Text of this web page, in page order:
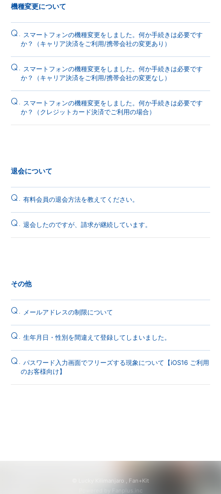
機種変更について
Q. スマートフォンの機種変更をしました。何か手続きは必要です
か？（キャリア決済をご利用/携帯会社の変更あり）
Q. スマートフォンの機種変更をしました。何か手続きは必要です
か？（キャリア決済をご利用/携帯会社の変更なし）
Q. スマートフォンの機種変更をしました。何か手続きは必要です
か？（クレジットカード決済でご利用の場合）
退会について
Q. 有料会員の退会方法を教えてください。
Q. 退会したのですが、請求が継続しています。
その他
Q. メールアドレスの制限について
Q. 生年月日・性別を間違えて登録してしまいました。
Q. パスワード入力画面でフリーズする現象について【iOS16 ご利用
のお客様向け】
© Lucky Kilimanjaro , Fan+Kit
Powered by Fanplus.inc